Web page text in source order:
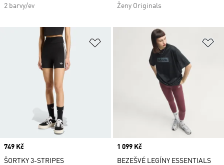
2 barvy/ev
Ženy Originals
Přidat do seznamu přání
Price
749 Kč
ŠORTKY 3-STRIPES
Price
1 099 Kč
BEZEŠVÉ LEGÍNY ESSENTIALS